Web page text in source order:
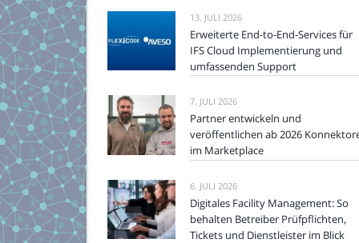
13. JULI 2026
Erweiterte End-to-End-Services für
IFS Cloud Implementierung und
umfassenden Support
7. JULI 2026
Partner entwickeln und
veröffentlichen ab 2026
im Marketplace
6. JULI 2026
Digitales Facility Management: So
behalten Betreiber Prüfpflichten,
Tickets und Dienstleister im Blick